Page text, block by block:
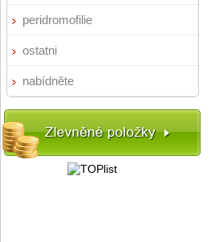
peridromofilie
ostatni
nabídněte